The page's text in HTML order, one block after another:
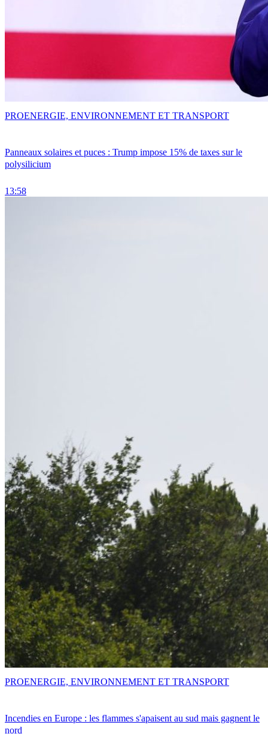
Panneaux solaires et puces : Trump impose 15% de taxes sur le
polysilicium
13:58
PROENERGIE, ENVIRONNEMENT ET TRANSPORT
Incendies en Europe : les flammes s'apaisent au sud mais gagnent le
nord
PROENERGIE, ENVIRONNEMENT ET TRANSPORT